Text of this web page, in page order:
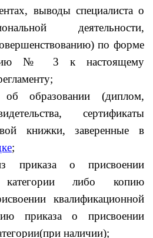
выводы специалиста о
деятельности,
по форме
№ 3 к настоящему
образовании (диплом,
сертификаты
книжки, заверенные в
;
приказа о присвоении
категории либо копию
квалификационной
приказа о присвоении
наличии);